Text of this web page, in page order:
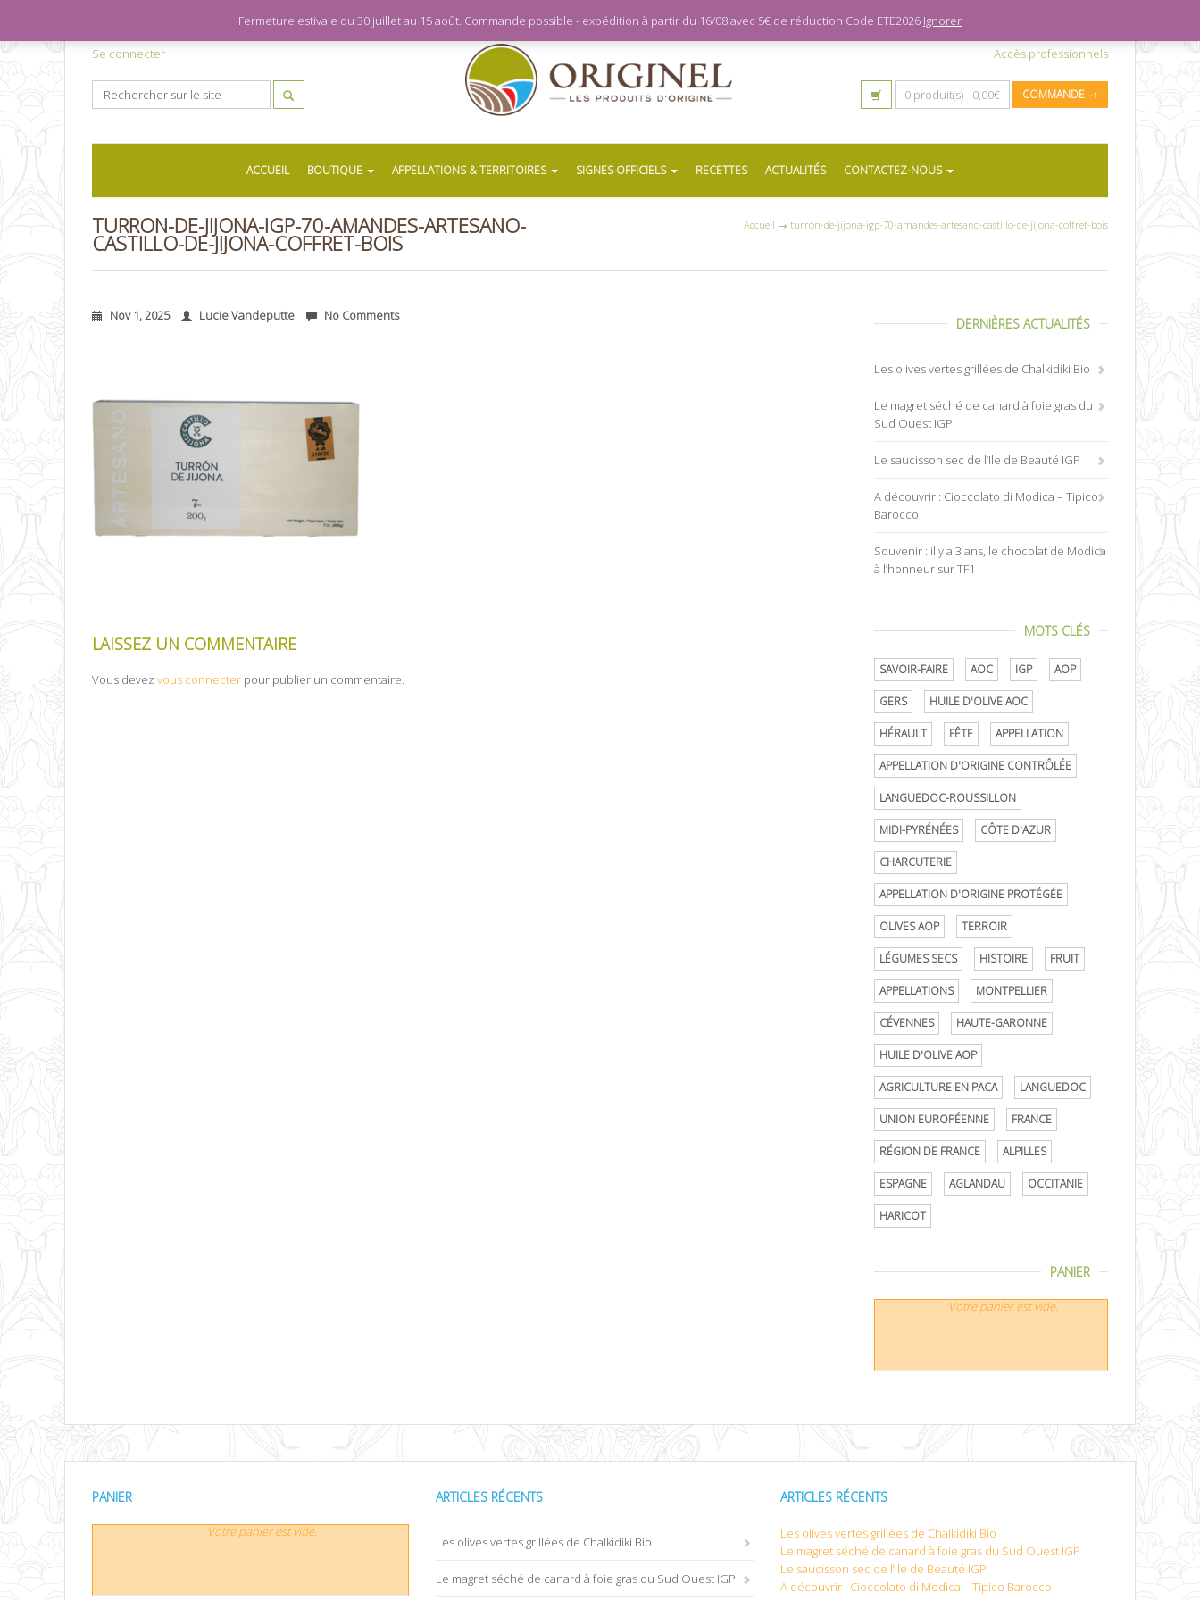
Se connecter Accès professionnels
0 produit(s) - 0,00€ COMMANDE →
ACCUEIL BOUTIQUE APPELLATIONS & TERRITOIRES SIGNES OFFICIELS RECETTES ACTUALITÉS CONTACTEZ-NOUS
TURRON-DE-JIJONA-IGP-70-AMANDES-ARTESANO-
CASTILLO-DE-JIJONA-COFFRET-BOIS
Accueil → turron-de-jijona-igp-70-amandes-artesano-castillo-de-jijona-coffret-bois
Nov 1, 2025 Lucie Vandeputte No Comments
LAISSEZ UN COMMENTAIRE
Vous devez vous connecter pour publier un commentaire.
DERNIÈRES ACTUALITÉS
Les olives vertes grillées de Chalkidiki Bio
Le magret séché de canard à foie gras du
Sud Ouest IGP
Le saucisson sec de l’Ile de Beauté IGP
A découvrir : Cioccolato di Modica – Tipico
Barocco
Souvenir : il y a 3 ans, le chocolat de Modica
à l’honneur sur TF1
MOTS CLÉS
SAVOIR-FAIRE AOC IGP AOP
GERS HUILE D'OLIVE AOC
HÉRAULT FÊTE APPELLATION
APPELLATION D'ORIGINE CONTRÔLÉE
LANGUEDOC-ROUSSILLON
MIDI-PYRÉNÉES CÔTE D'AZUR
CHARCUTERIE
APPELLATION D'ORIGINE PROTÉGÉE
OLIVES AOP TERROIR
LÉGUMES SECS HISTOIRE FRUIT
APPELLATIONS MONTPELLIER
CÉVENNES HAUTE-GARONNE
HUILE D'OLIVE AOP
AGRICULTURE EN PACA LANGUEDOC
UNION EUROPÉENNE FRANCE
RÉGION DE FRANCE ALPILLES
ESPAGNE AGLANDAU OCCITANIE
HARICOT
PANIER
Votre panier est vide.
PANIER
Votre panier est vide.
ARTICLES RÉCENTS
Les olives vertes grillées de Chalkidiki Bio
Le magret séché de canard à foie gras du Sud Ouest IGP
ARTICLES RÉCENTS
Les olives vertes grillées de Chalkidiki Bio
Le magret séché de canard à foie gras du Sud Ouest IGP
Le saucisson sec de l’Ile de Beauté IGP
A découvrir : Cioccolato di Modica – Tipico Barocco
Fermeture estivale du 30 juillet au 15 août. Commande possible - expédition à partir du 16/08 avec 5€ de réduction Code ETE2026 Ignorer